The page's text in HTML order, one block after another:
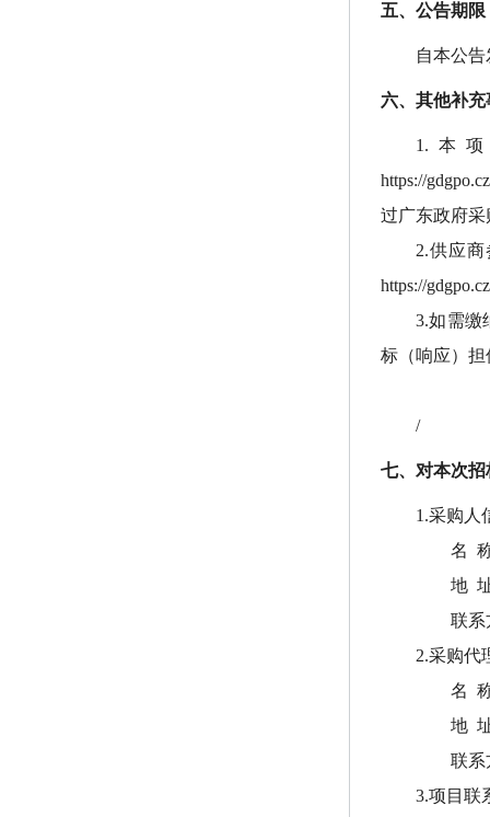
五、公告期限
自本公
六、其他补充
1.本
https://
过广东政府
2.供应
https://
3.如需缴
标（响应）
/
七、对本次
1.采购人
名
地
联系
2.采购代
名
地
联系
3.项目联